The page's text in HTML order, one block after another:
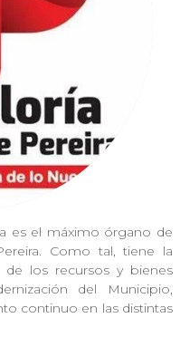
es el máximo órgano de
Como tal, tiene la
los recursos y bienes
del Municipio,
continuo en las distintas